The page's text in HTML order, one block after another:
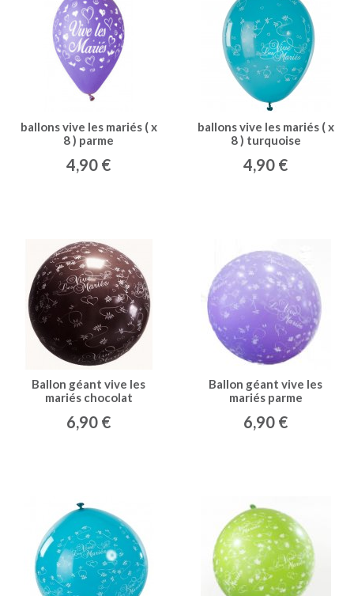
ballons vive les mariés ( x
8 ) parme
4,90 €
ballons vive les mariés ( x
8 ) turquoise
4,90 €
Ballon géant vive les
mariés chocolat
6,90 €
Ballon géant vive les
mariés parme
6,90 €